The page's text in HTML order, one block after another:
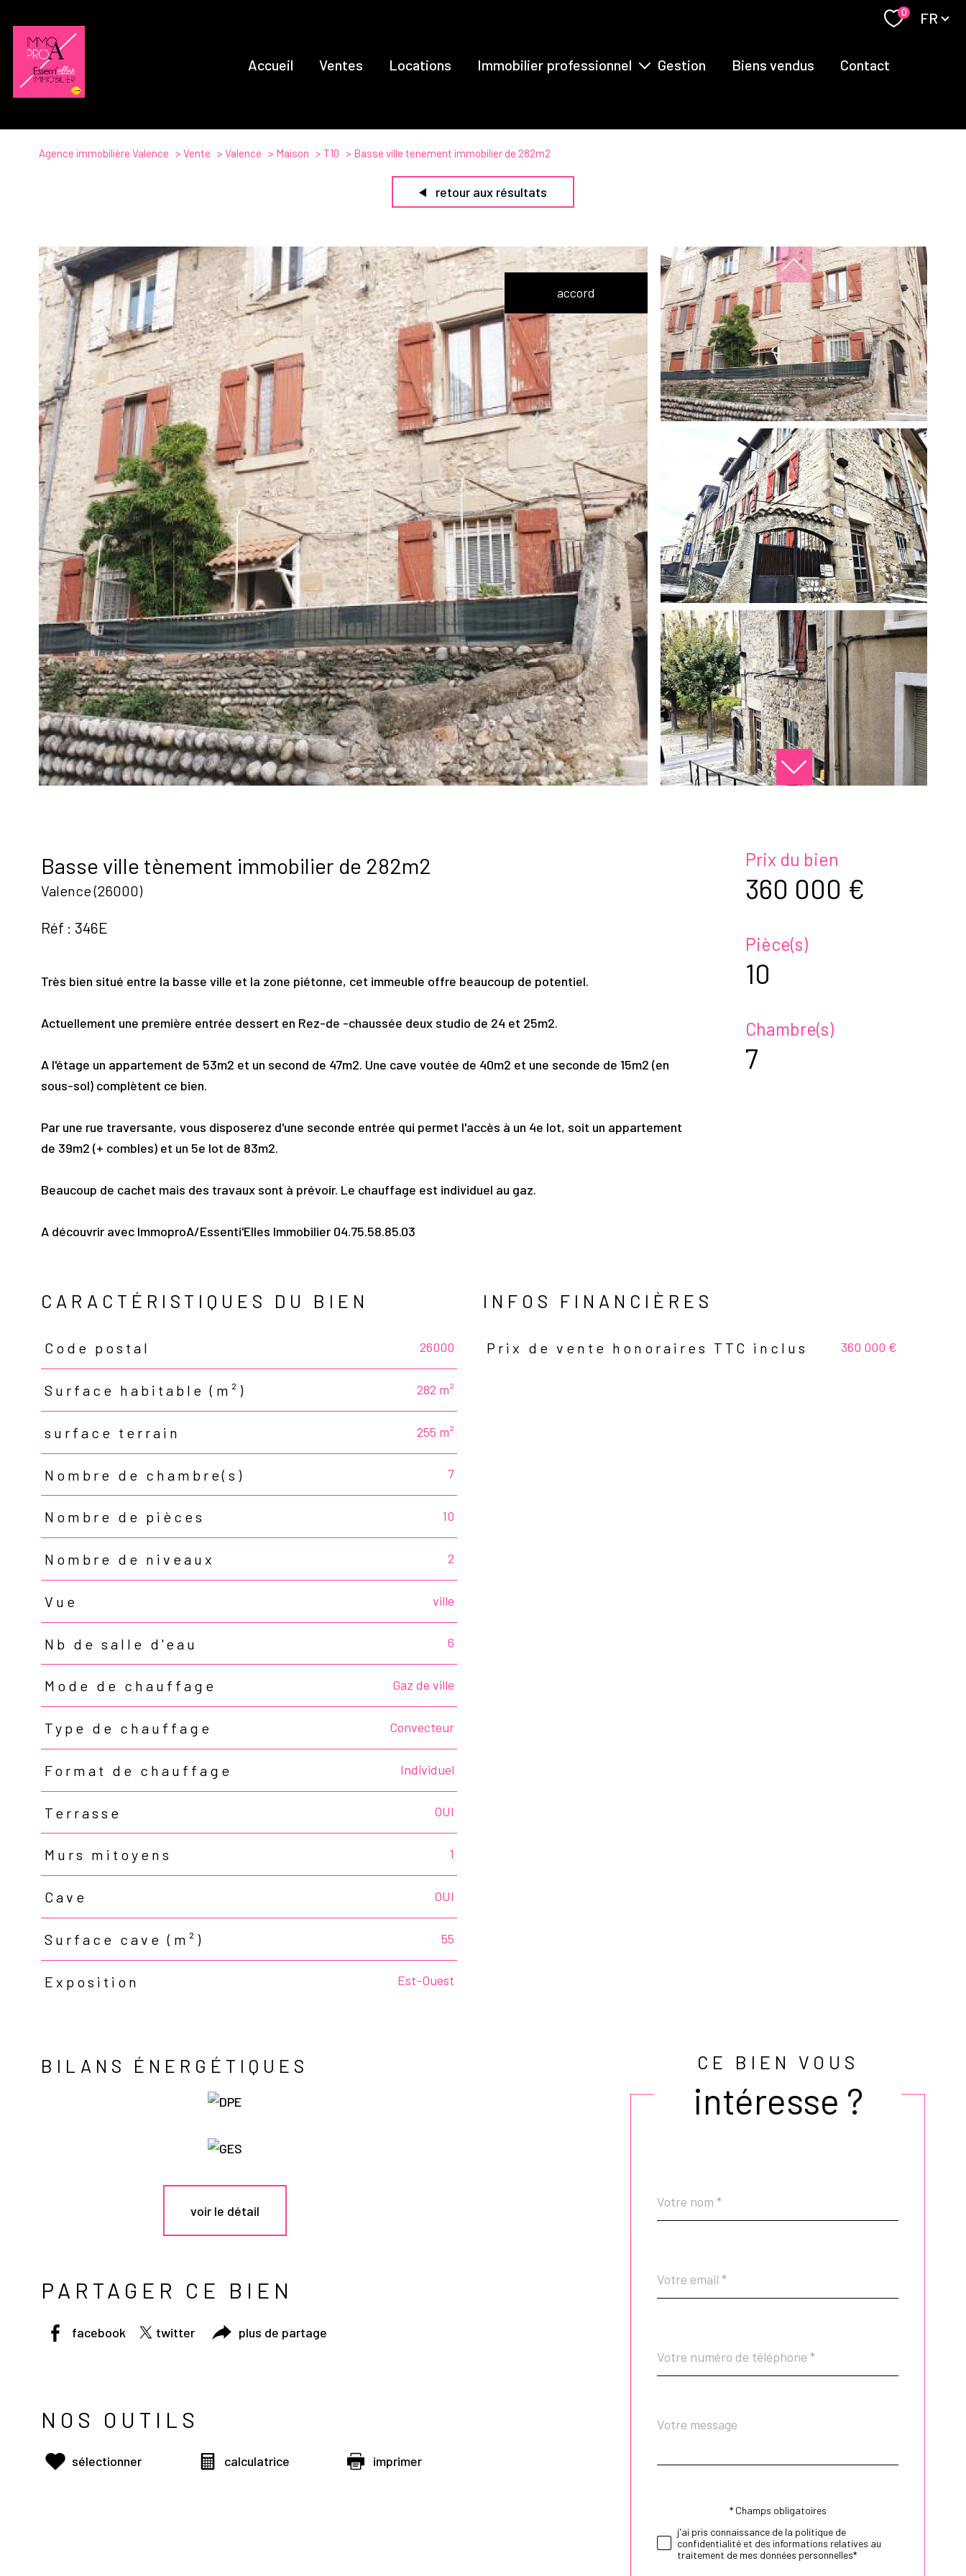
0 FR
Accueil Ventes Locations Immobilier professionnel
Locations
Gestion Biens vendus Contact
Agence immobilière Valence Vente Valence Maison T10 Basse ville tenement immobilier de 282m2
retour aux résultats
accord
Basse ville tènement immobilier de 282m2
Valence (26000)
Réf : 346E
Très bien situé entre la basse ville et la zone piétonne, cet immeuble offre beaucoup de potentiel.
Actuellement une première entrée dessert en Rez-de -chaussée deux studio de 24 et 25m2.
A l'étage un appartement de 53m2 et un second de 47m2. Une cave voutée de 40m2 et une seconde de 15m2 (en
sous-sol) complètent ce bien.
Par une rue traversante, vous disposerez d'une seconde entrée qui permet l'accès à un 4e lot, soit un appartement
de 39m2 (+ combles) et un 5e lot de 83m2.
Beaucoup de cachet mais des travaux sont à prévoir. Le chauffage est individuel au gaz.
A découvrir avec ImmoproA/Essenti'Elles Immobilier 04.75.58.85.03
Prix du bien
360 000 €
Pièce(s)
10
Chambre(s)
7
CARACTÉRISTIQUES DU BIEN
Caractéristiques Valeurs
Code postal 26000
Surface habitable (m²) 282 m²
surface terrain 255 m²
Nombre de chambre(s) 7
Nombre de pièces 10
Nombre de niveaux 2
Vue ville
Nb de salle d'eau 6
Mode de chauffage Gaz de ville
Type de chauffage Convecteur
Format de chauffage Individuel
Terrasse OUI
Murs mitoyens 1
Cave OUI
Surface cave (m²) 55
Exposition Est-Ouest
INFOS FINANCIÈRES
Caractéristiques Valeurs
Prix de vente honoraires TTC inclus 360 000 €
BILANS ÉNERGÉTIQUES
voir le détail
PARTAGER CE BIEN
facebook twitter plus de partage
NOS OUTILS
sélectionner calculatrice imprimer
CE BIEN VOUS
intéresse ?
par
*
*
*
Fieldset
défaut
Message
*
Validation* Champs obligatoires
j'ai pris connaissance de la politique de
confidentialité et des informations relatives au
traitement de mes données personnelles*